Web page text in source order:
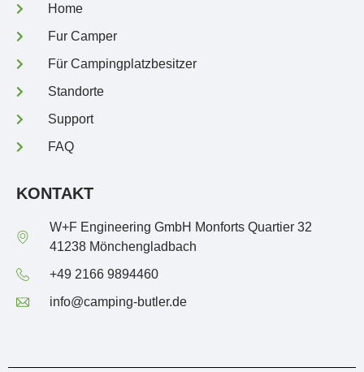
Home
Fur Camper
Für Campingplatzbesitzer
Standorte
Support
FAQ
KONTAKT
W+F Engineering GmbH Monforts Quartier 32
41238 Mönchengladbach
+49 2166 9894460
info@camping-butler.de